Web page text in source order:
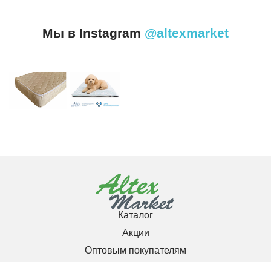
Мы в Instagram @altexmarket
Каталог
Акции
Оптовым покупателям